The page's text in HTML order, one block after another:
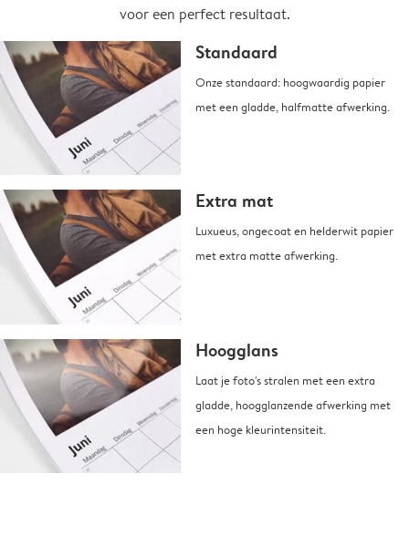
voor een perfect resultaat.
Standaard
Onze standaard: hoogwaardig papier
met een gladde, halfmatte afwerking.
Extra mat
Luxueus, ongecoat en helderwit papier
met extra matte afwerking.
Hoogglans
Laat je foto's stralen met een extra
gladde, hoogglanzende afwerking met
een hoge kleurintensiteit.